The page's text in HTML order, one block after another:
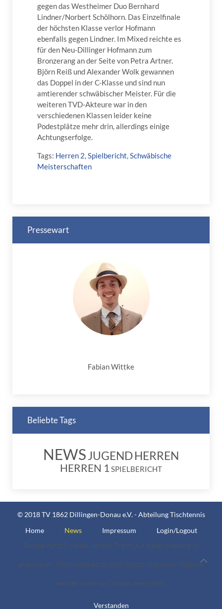
gegen das Westheimer Duo Bernhard
Lindner/Norbert Schölhorn. Das Einzelfinale
der höchsten Klasse verlor Hofmann
ebenfalls gegen Lindner. Im Mixed reichte es
für den Neu-Dillinger Hofmann zum
Bronzerang an der Seite von Petra Artner.
Björn Reiß und Alexander Wolk gewannen
das Doppel in der C-Klasse und sind nun
amtierender schwäbischer Meister. Für die
weiteren TVD-Akteure war in den
verschiedenen Klassen leider keine
Podestplätze mehr drin, allerdings einige
Achtungserfolge.
Tags: Herren 2,Spielbericht,Schwäbische
Meisterschaften
Pressewart
Fabian Wittke
Beliebte Tags
NEWSJUGENDHERREN
HERREN 1 SPIELBERICHT
© 2018 TV 1862 Dillingen-Donau e.V. - Abteilung Tischtennis
Home
News Impressum
Login/Logout
Google nutzt Cookies, um den Traffic auf dieser Website zu
analysieren. Informationen zu Ihrer Nutzung unserer Website
werden daher an Google übermittelt.
Verstanden